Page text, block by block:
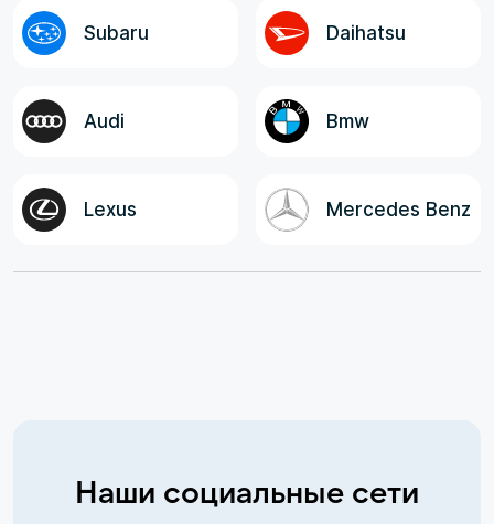
Subaru Daihatsu
Audi Bmw
Lexus Mercedes Benz
Наши социальные сети